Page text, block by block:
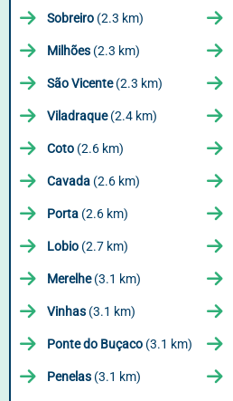
Sobreiro (2.3 km)
Milhões (2.3 km)
São Vicente(2.3 km)
Viladraque(2.4 km)
Coto (2.6 km)
Cavada (2.6 km)
Porta (2.6 km)
Lobio (2.7 km)
Merelhe(3.1 km)
Vinhas (3.1 km)
Ponte do Buçaco (3.1 km)
Penelas (3.1 km)